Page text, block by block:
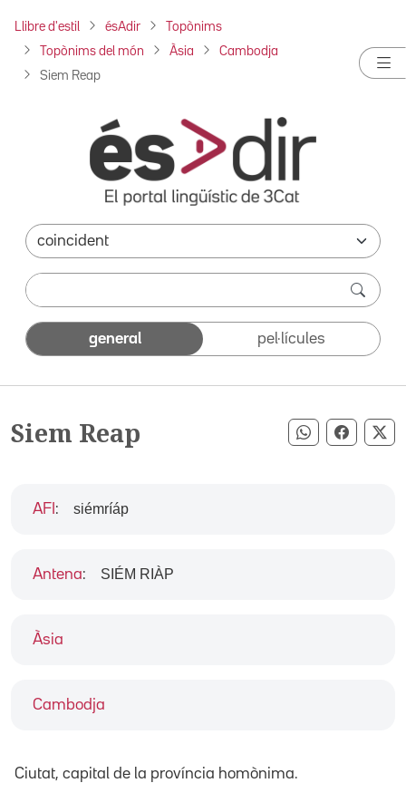
Llibre d'estil ésAdir Topònims
Topònims del món Àsia Cambodja
Siem Reap
general pel·lícules
Siem Reap Compartir
Àsia
Cambodja
AFI : siémríáp
Antena: SIÉM RIÀP
Ciutat, capital de la província homònima.